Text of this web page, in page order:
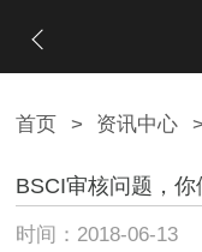
首页 > 资讯中心 >
BSCI审核问题，
时间：2018-06-